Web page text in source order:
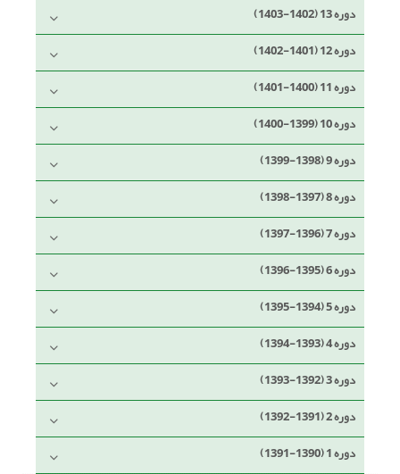
دوره 13 (1402-1403)
دوره 12 (1401-1402)
دوره 11 (1400-1401)
دوره 10 (1399-1400)
دوره 9 (1398-1399)
دوره 8 (1397-1398)
دوره 7 (1396-1397)
دوره 6 (1395-1396)
دوره 5 (1394-1395)
دوره 4 (1393-1394)
دوره 3 (1392-1393)
دوره 2 (1391-1392)
دوره 1 (1390-1391)